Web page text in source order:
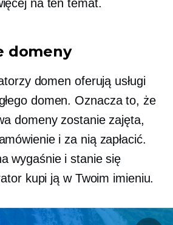
na ten temat.
domeny
domen oferują usługi
domen. Oznacza to, że
domeny zostanie zajęta,
i za nią zapłacić.
wygaśnie i stanie się
kupi ją w Twoim imieniu.